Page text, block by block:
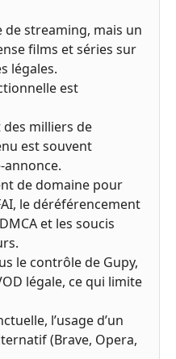
de streaming, mais un
films et séries sur
légales.
est
milliers de
est souvent
annonce.
de domaine pour
le déréférencement
et les soucis
le contrôle de Gupy,
légale, ce qui limite
l’usage d’un
(Brave, Opera,